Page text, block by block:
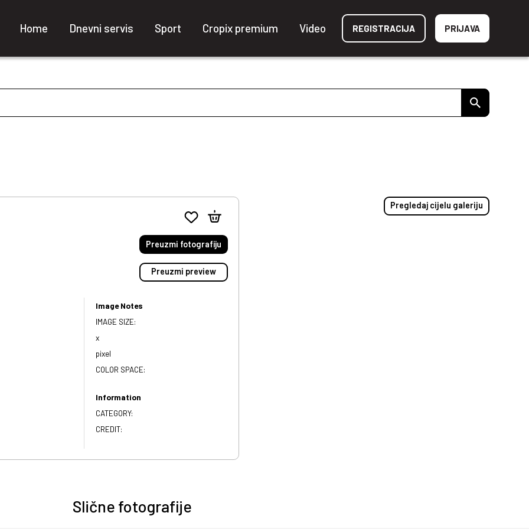
Home Dnevni servis Sport Cropix premium Video REGISTRACIJA PRIJAVA
Preuzmi fotografiju
Preuzmi preview
Image Notes
IMAGE SIZE:
x
pixel
COLOR SPACE:
Information
CATEGORY:
CREDIT:
Pregledaj cijelu galeriju
Slične fotografije